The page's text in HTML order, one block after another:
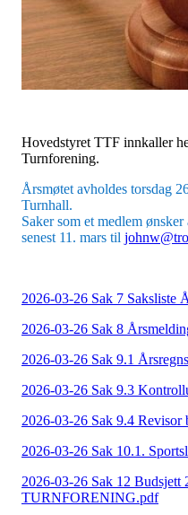
Hovedstyret TTF innkaller
Turnforening.
Årsmøtet avholdes torsdag
Turnhall.
Saker som et medlem
senest 11. mars til
2026-03-26 Sak 7 Saksliste
2026-03-26 Sak 8
2026-03-26 Sak 9.1
2026-03-26 Sak 9.3
2026-03-26 Sak 9.4 Revisor
2026-03-26 Sak 10.1.
2026-03-26 Sak 12
TURNFORENING.pdf